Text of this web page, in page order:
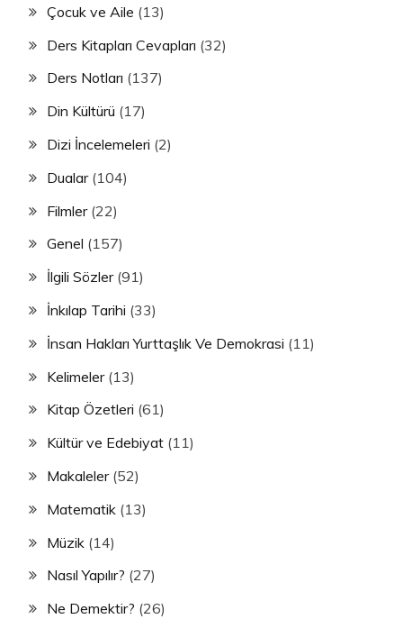
Çocuk ve Aile (13)
Ders Kitapları Cevapları (32)
Ders Notları (137)
Din Kültürü (17)
Dizi İncelemeleri (2)
Dualar(104)
Filmler(22)
Genel (157)
İlgili Sözler(91)
İnkılap Tarihi (33)
İnsan Hakları Yurttaşlık Ve Demokrasi (11)
Kelimeler(13)
Kitap Özetleri (61)
Kültür ve Edebiyat (11)
Makaleler(52)
Matematik (13)
Müzik (14)
Nasıl Yapılır? (27)
Ne Demektir? (26)